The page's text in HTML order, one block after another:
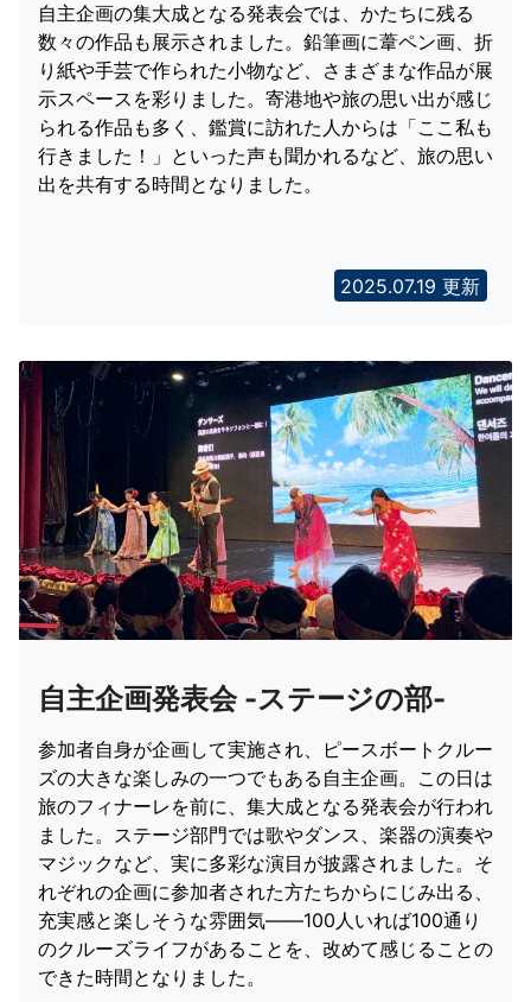
自主企画の集大成となる発表会では、かたちに残る
数々の作品も展示されました。鉛筆画に葦ペン画、折
り紙や手芸で作られた小物など、さまざまな作品が展
示スペースを彩りました。寄港地や旅の思い出が感じ
られる作品も多く、鑑賞に訪れた人からは「ここ私も
行きました！」といった声も聞かれるなど、旅の思い
出を共有する時間となりました。
2025.07.19 更新
自主企画発表会 -ステージの部-
参加者自身が企画して実施され、ピースボートクルー
ズの大きな楽しみの一つでもある自主企画。この日は
旅のフィナーレを前に、集大成となる発表会が行われ
ました。ステージ部門では歌やダンス、楽器の演奏や
マジックなど、実に多彩な演目が披露されました。そ
れぞれの企画に参加者された方たちからにじみ出る、
充実感と楽しそうな雰囲気――100人いれば100通り
のクルーズライフがあることを、改めて感じることの
できた時間となりました。